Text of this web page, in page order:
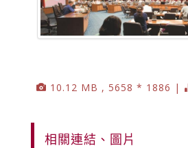
10.12 MB , 5658 * 1886 |
相關連結、圖片